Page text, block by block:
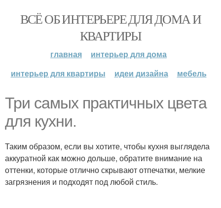
ВСЁ ОБ ИНТЕРЬЕРЕ ДЛЯ ДОМА И
КВАРТИРЫ
главная
интерьер для дома
интерьер для квартиры
идеи дизайна мебель
Три самых практичных цвета
для кухни.
Таким образом, если вы хотите, чтобы кухня выглядела
аккуратной как можно дольше, обратите внимание на
оттенки, которые отлично скрывают отпечатки, мелкие
загрязнения и подходят под любой стиль.